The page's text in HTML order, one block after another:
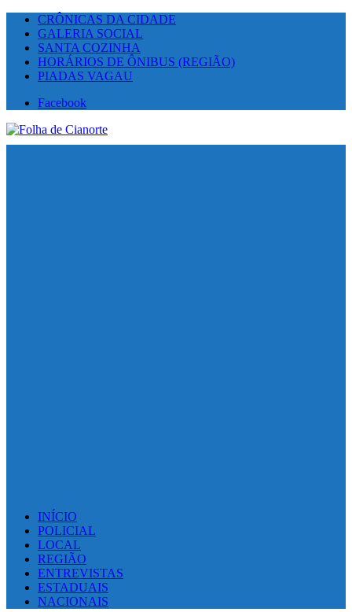
CRÔNICAS DA CIDADE
GALERIA SOCIAL
SANTA COZINHA
HORÁRIOS DE ÔNIBUS (REGIÃO)
PIADAS VAGAU
Facebook
INÍCIO
POLICIAL
LOCAL
REGIÃO
ENTREVISTAS
ESTADUAIS
NACIONAIS